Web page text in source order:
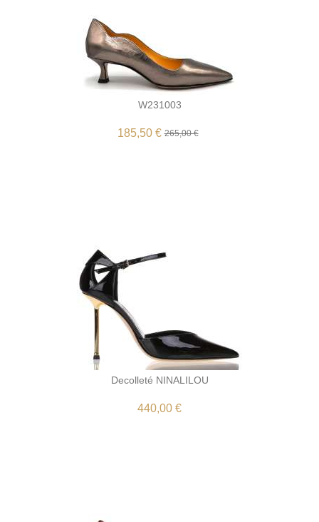
W231003
185,50 €265,00 €
Decolleté NINALILOU
440,00 €